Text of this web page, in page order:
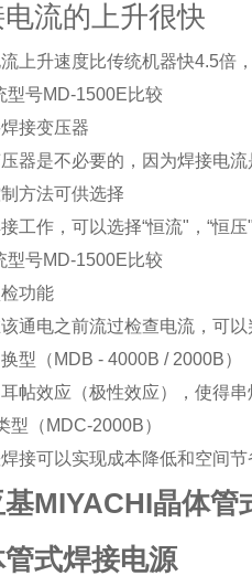
流的上升很快
上升速度比传统机器快4.5倍
型号MD-1500E比较
接变压器
器是不必要的，因为焊接电
方法可供选择
工作，可以选择“恒流"，“恒
型号MD-1500E比较
功能
通电之前流过检查电流，可以
型（MDB - 4000B / 2000B）
帖效应（极性效应），使得
型（MDC-2000B）
接可以实现成本降低和空间节
MIYACHI晶体
式焊接电源